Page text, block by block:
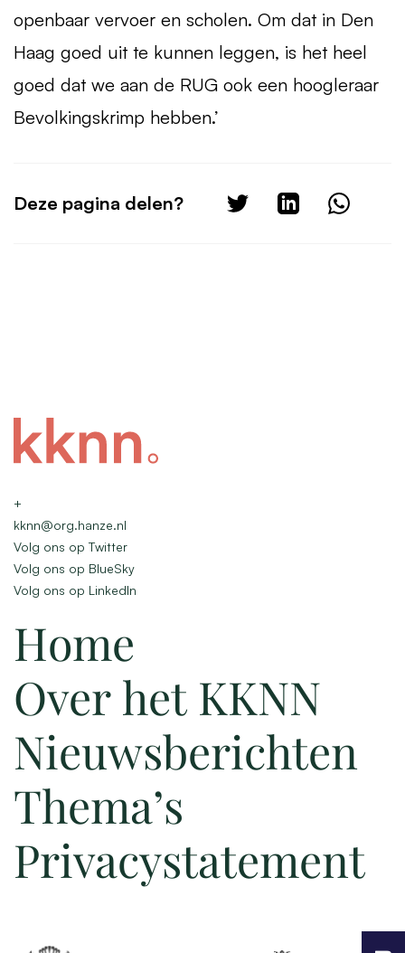
openbaar vervoer en scholen. Om dat in Den
Haag goed uit te kunnen leggen, is het heel
goed dat we aan de RUG ook een hoogleraar
Bevolkingskrimp hebben.’
Deze pagina delen?
+
kknn@org.hanze.nl
Volg ons op Twitter
Volg ons op BlueSky
Volg ons op LinkedIn
Home
Over het KKNN
Nieuwsberichten
Thema’s
Privacystatement